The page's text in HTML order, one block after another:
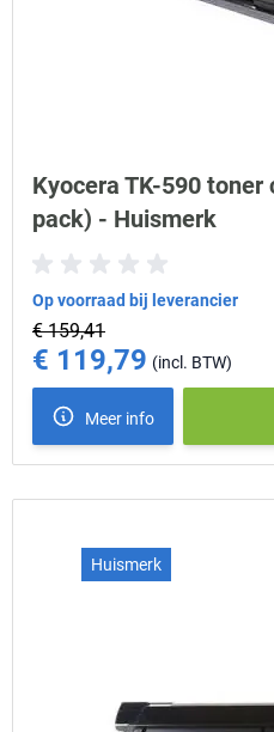
Kyocera TK-590
pack) - Huismerk
Op voorraad bij leverancier
€ 159,41
Special Price
€ 119,79
Meer info
Huismerk